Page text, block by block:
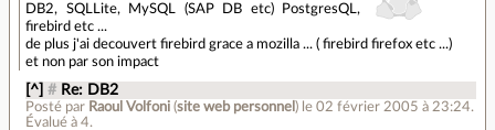
DB2, SQLLite, MySQL (SAP DB etc) PostgresQL,
firebird etc ...
de plus j'ai decouvert firebird grace a mozilla ... ( firebird firefox etc ...)
et non par son impact
[^] # Re: DB2
Posté par Raoul Volfoni (site web personnel ) le 02 février 2005 à 23:24.
Évalué à4.